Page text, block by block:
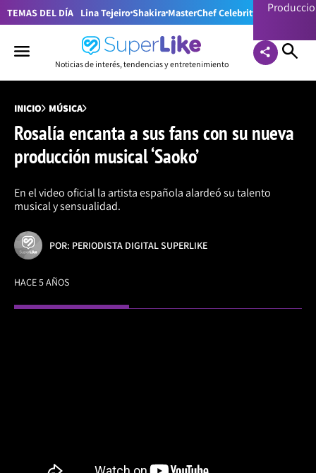
TEMAS DEL DÍA Lina TejeiroShakira MasterChef Celebrity Colombia
Noticias de interés, tendencias y entretenimiento
INICIO MÚSICA
Rosalía encanta a sus fans con su nueva
producción musical ‘Saoko’
En el video oficial la artista española alardeó su talento
musical y sensualidad.
POR: PERIODISTA DIGITAL SUPERLIKE
HACE 5 AÑOS